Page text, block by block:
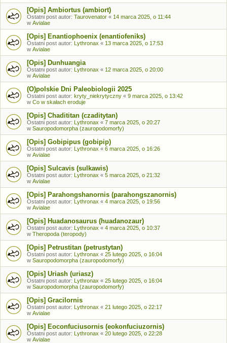
[Opis] Ambiortus (ambiort)
Ostatni post autor: Taurovenator « 14 marca 2025, o 11:44
w Avialae
[Opis] Enantiophoenix (enantiofeniks)
Ostatni post autor: Lythronax « 13 marca 2025, o 17:53
w Avialae
[Opis] Dunhuangia
Ostatni post autor: Lythronax « 12 marca 2025, o 20:00
w Avialae
(O)polskie Dni Paleobiologii 2025
Ostatni post autor: kryty_niekrytyczny « 9 marca 2025, o 13:42
w Co w skałach eroduje
[Opis] Chadititan (czaditytan)
Ostatni post autor: Lythronax « 7 marca 2025, o 20:27
w Sauropodomorpha (zauropodomorfy)
[Opis] Gobipipus (gobipip)
Ostatni post autor: Lythronax « 6 marca 2025, o 16:26
w Avialae
[Opis] Sulcavis (sulkawis)
Ostatni post autor: Lythronax « 5 marca 2025, o 21:32
w Avialae
[Opis] Parahongshanornis (parahongszanornis)
Ostatni post autor: Lythronax « 4 marca 2025, o 19:56
w Avialae
[Opis] Huadanosaurus (huadanozaur)
Ostatni post autor: Lythronax « 4 marca 2025, o 10:37
w Theropoda (teropody)
[Opis] Petrustitan (petrustytan)
Ostatni post autor: Lythronax « 25 lutego 2025, o 16:04
w Sauropodomorpha (zauropodomorfy)
[Opis] Uriash (uriasz)
Ostatni post autor: Lythronax « 25 lutego 2025, o 16:04
w Sauropodomorpha (zauropodomorfy)
[Opis] Gracilornis
Ostatni post autor: Lythronax « 21 lutego 2025, o 22:17
w Avialae
[Opis] Eoconfuciusornis (eokonfuciuzornis)
Ostatni post autor: Lythronax « 20 lutego 2025, o 22:28
w Avialae